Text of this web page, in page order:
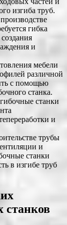
изгиба труб.
гибка
и
мебели
различной
с помощью
станка.
станки
и
трубы
и
станки
в изгибе труб
станков